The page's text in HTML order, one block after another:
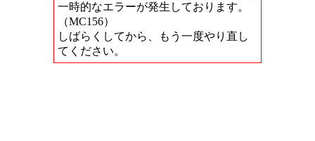
一時的なエラーが発生しております。
（MC156）
しばらくしてから、もう一度やり直し
てください。